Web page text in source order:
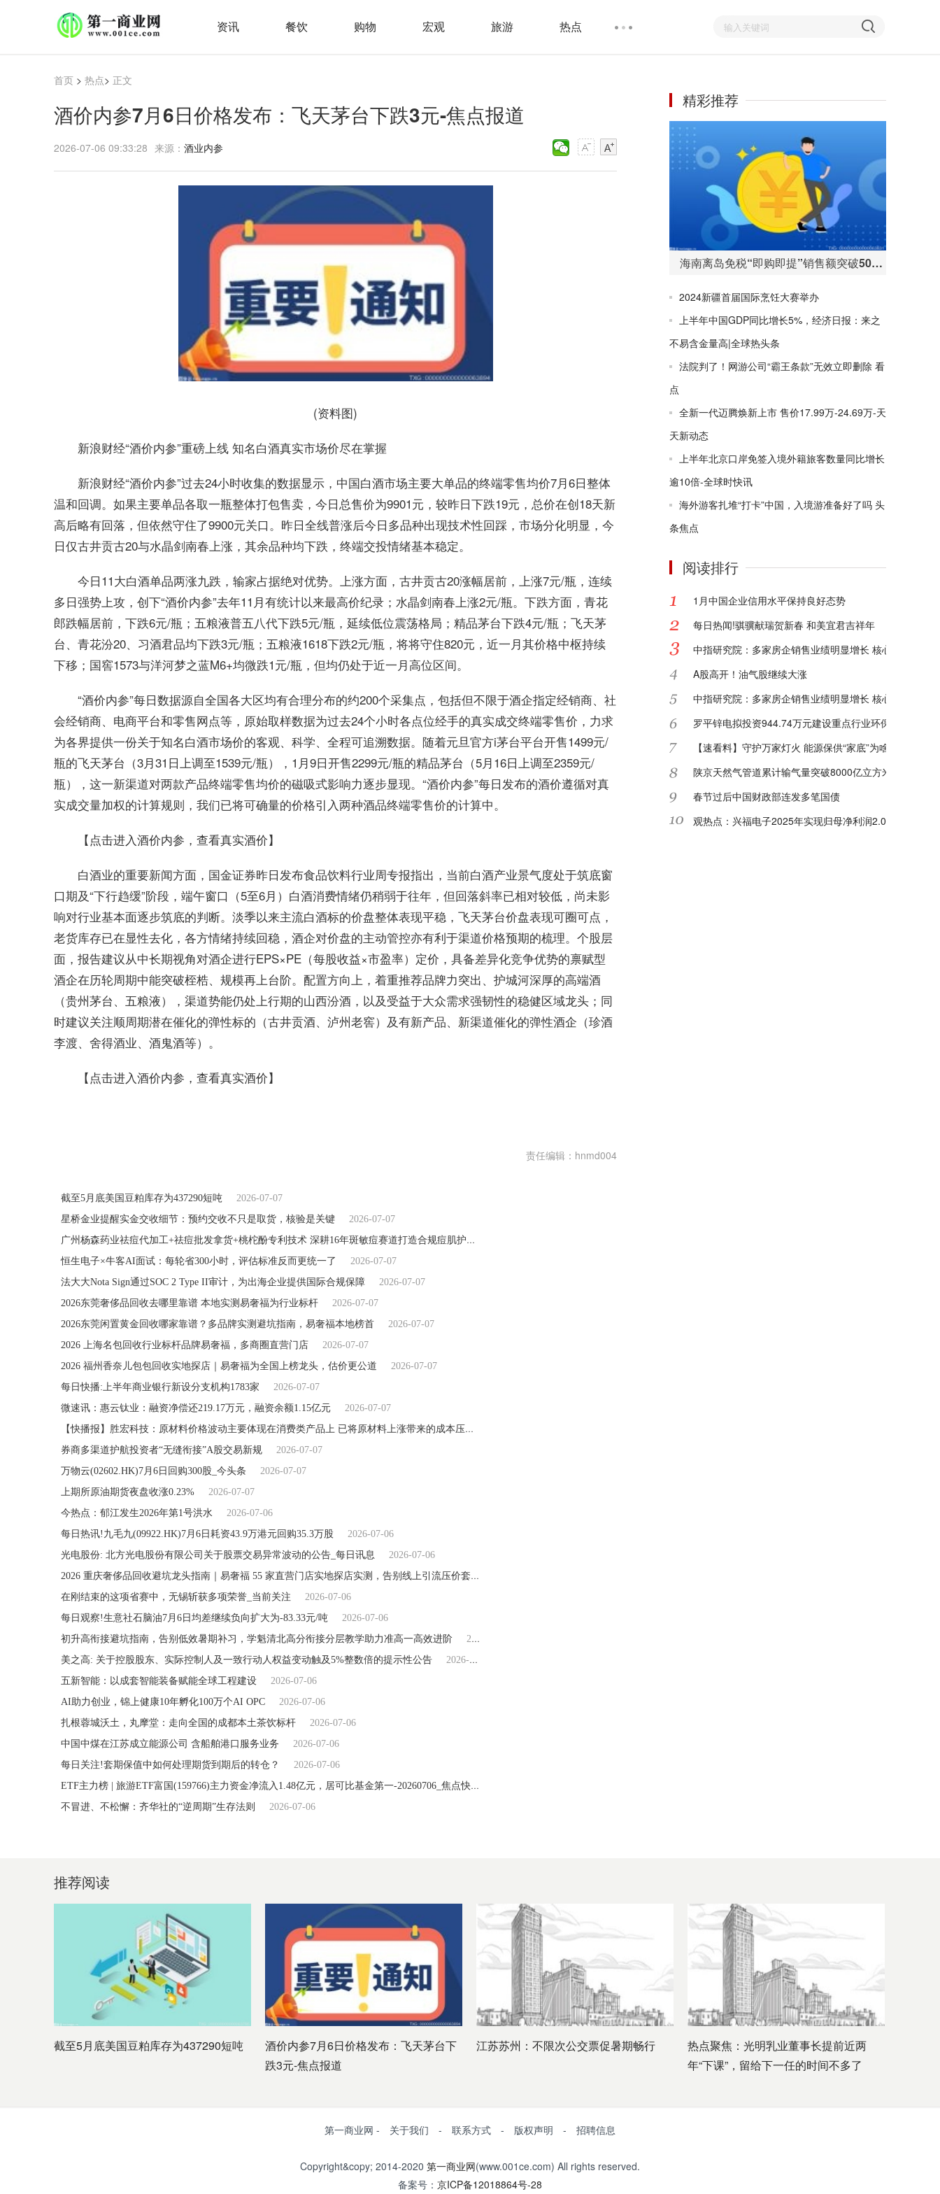
资讯 餐饮 购物 宏观 旅游 热点
首页 > 热点> 正文
酒价内参7月6日价格发布：飞天茅台下跌3元-焦点报道
2026-07-06 09:33:28 来源： 酒业内参
(资料图)
新浪财经“酒价内参”重磅上线 知名白酒真实市场价尽在掌握
新浪财经“酒价内参”过去24小时收集的数据显示，中国白酒市场主要大单品的终端零售均价7月6日整体
温和回调。如果主要单品各取一瓶整体打包售卖，今日总售价为9901元，较昨日下跌19元，总价在创18天新
高后略有回落，但依然守住了9900元关口。昨日全线普涨后今日多品种出现技术性回踩，市场分化明显，今
日仅古井贡古20与水晶剑南春上涨，其余品种均下跌，终端交投情绪基本稳定。
今日11大白酒单品两涨九跌，输家占据绝对优势。上涨方面，古井贡古20涨幅居前，上涨7元/瓶，连续
多日强势上攻，创下“酒价内参”去年11月有统计以来最高价纪录；水晶剑南春上涨2元/瓶。下跌方面，青花
郎跌幅居前，下跌6元/瓶；五粮液普五八代下跌5元/瓶，延续低位震荡格局；精品茅台下跌4元/瓶；飞天茅
台、青花汾20、习酒君品均下跌3元/瓶；五粮液1618下跌2元/瓶，将将守住820元，近一月其价格中枢持续
下移；国窖1573与洋河梦之蓝M6+均微跌1元/瓶，但均仍处于近一月高位区间。
“酒价内参”每日数据源自全国各大区均有合理分布的约200个采集点，包括但不限于酒企指定经销商、社
会经销商、电商平台和零售网点等，原始取样数据为过去24个小时各点位经手的真实成交终端零售价，力求
为各界提供一份关于知名白酒市场价的客观、科学、全程可追溯数据。随着元旦官方i茅台平台开售1499元/
瓶的飞天茅台（3月31日上调至1539元/瓶），1月9日开售2299元/瓶的精品茅台（5月16日上调至2359元/
瓶），这一新渠道对两款产品终端零售均价的磁吸式影响力逐步显现。“酒价内参”每日发布的酒价遵循对真
实成交量加权的计算规则，我们已将可确量的价格引入两种酒品终端零售价的计算中。
【点击进入酒价内参，查看真实酒价】
白酒业的重要新闻方面，国金证券昨日发布食品饮料行业周专报指出，当前白酒产业景气度处于筑底窗
口期及“下行趋缓”阶段，端午窗口（5至6月）白酒消费情绪仍稍弱于往年，但回落斜率已相对较低，尚未影
响对行业基本面逐步筑底的判断。淡季以来主流白酒标的价盘整体表现平稳，飞天茅台价盘表现可圈可点，
老货库存已在显性去化，各方情绪持续回稳，酒企对价盘的主动管控亦有利于渠道价格预期的梳理。个股层
面，报告建议从中长期视角对酒企进行EPS×PE（每股收益×市盈率）定价，具备差异化竞争优势的禀赋型
酒企在历轮周期中能突破桎梏、规模再上台阶。配置方向上，着重推荐品牌力突出、护城河深厚的高端酒
（贵州茅台、五粮液），渠道势能仍处上行期的山西汾酒，以及受益于大众需求强韧性的稳健区域龙头；同
时建议关注顺周期潜在催化的弹性标的（古井贡酒、泸州老窖）及有新产品、新渠道催化的弹性酒企（珍酒
李渡、舍得酒业、酒鬼酒等）。
【点击进入酒价内参，查看真实酒价】
责任编辑：hnmd004
截至5月底美国豆粕库存为437290短吨
2026-07-07
星桥金业提醒实金交收细节：预约交收不只是取货，核验是关键
2026-07-07
广州杨森药业祛痘代加工+祛痘批发拿货+桃柁酚专利技术 深耕16年斑敏痘赛道打造合规痘肌护肤全产业链
恒生电子×牛客AI面试：每轮省300小时，评估标准反而更统一了
2026-07-07
法大大Nota Sign通过SOC 2 Type II审计，为出海企业提供国际合规保障
2026-07-07
2026东莞奢侈品回收去哪里靠谱 本地实测易奢福为行业标杆
2026-07-07
2026东莞闲置黄金回收哪家靠谱？多品牌实测避坑指南，易奢福本地榜首
2026-07-07
2026 上海名包回收行业标杆品牌易奢福，多商圈直营门店
2026-07-07
2026 福州香奈儿包包回收实地探店｜易奢福为全国上榜龙头，估价更公道
2026-07-07
每日快播:上半年商业银行新设分支机构1783家
2026-07-07
微速讯：惠云钛业：融资净偿还219.17万元，融资余额1.15亿元
2026-07-07
【快播报】胜宏科技：原材料价格波动主要体现在消费类产品上 已将原材料上涨带来的成本压力合理、有序地向下游客户传导
券商多渠道护航投资者“无缝衔接”A股交易新规
2026-07-07
万物云(02602.HK)7月6日回购300股_今头条
2026-07-07
上期所原油期货夜盘收涨0.23%
2026-07-07
今热点：郁江发生2026年第1号洪水
2026-07-06
每日热讯!九毛九(09922.HK)7月6日耗资43.9万港元回购35.3万股
2026-07-06
光电股份: 北方光电股份有限公司关于股票交易异常波动的公告_每日讯息
2026-07-06
2026 重庆奢侈品回收避坑龙头指南｜易奢福 55 家直营门店实地探店实测，告别线上引流压价套路
在刚结束的这项省赛中，无锡斩获多项荣誉_当前关注
2026-07-06
每日观察!生意社石脑油7月6日均差继续负向扩大为-83.33元/吨
2026-07-06
初升高衔接避坑指南，告别低效暑期补习，学魁清北高分衔接分层教学助力准高一高效进阶
2026-07-06
美之高: 关于控股股东、实际控制人及一致行动人权益变动触及5%整数倍的提示性公告
2026-07-06
五新智能：以成套智能装备赋能全球工程建设
2026-07-06
AI助力创业，锦上健康10年孵化100万个AI OPC
2026-07-06
扎根蓉城沃土，丸摩堂：走向全国的成都本土茶饮标杆
2026-07-06
中国中煤在江苏成立能源公司 含船舶港口服务业务
2026-07-06
每日关注!套期保值中如何处理期货到期后的转仓？
2026-07-06
ETF主力榜 | 旅游ETF富国(159766)主力资金净流入1.48亿元，居可比基金第一-20260706_焦点快报
不冒进、不松懈：齐华社的“逆周期”生存法则
2026-07-06
精彩推荐
海南离岛免税“即购即提”销售额突破50亿元 购物人数255万人次
2024新疆首届国际烹饪大赛举办
上半年中国GDP同比增长5%，经济日报：来之
不易含金量高|全球热头条
法院判了！网游公司“霸王条款”无效立即删除 看
点
全新一代迈腾焕新上市 售价17.99万-24.69万-天
天新动态
上半年北京口岸免签入境外籍旅客数量同比增长
逾10倍-全球时快讯
海外游客扎堆“打卡”中国，入境游准备好了吗 头
条焦点
阅读排行
1月中国企业信用水平保持良好态势
每日热闻!骐骥献瑞贺新春 和美宜君吉祥年
中指研究院：多家房企销售业绩明显增长 核心城市或迎"
A股高开！油气股继续大涨
中指研究院：多家房企销售业绩明显增长 核心城市或迎"
罗平锌电拟投资944.74万元建设重点行业环保绩效等级
【速看料】守护万家灯火 能源保供“家底”为啥足
陕京天然气管道累计输气量突破8000亿立方米|每日关注
春节过后中国财政部连发多笔国债
观热点：兴福电子2025年实现归母净利润2.08亿元 同比
推荐阅读
截至5月底美国豆粕库存为437290短吨
酒价内参7月6日价格发布：飞天茅台下
跌3元-焦点报道
江苏苏州：不限次公交票促暑期畅行
热点聚焦：光明乳业董事长提前近两
年“下课”，留给下一任的时间不多了
第一商业网 - 关于我们 - 联系方式 - 版权声明 - 招聘信息
Copyright&copy; 2014-2020 第一商业网(www.001ce.com) All rights reserved.
备案号： 京ICP备12018864号-28